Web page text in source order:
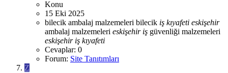
Konu
15 Eki 2025
bilecik ambalaj malzemeleri bilecik iş kıyafeti eskişehir
ambalaj malzemeleri eskişehir iş güvenliği malzemeleri
eskişehir iş kıyafeti
Cevaplar: 0
Forum: Site Tanıtımları
Z